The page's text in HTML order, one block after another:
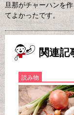
旦那がチャーハンを
てよかったです。
関連記
読み物